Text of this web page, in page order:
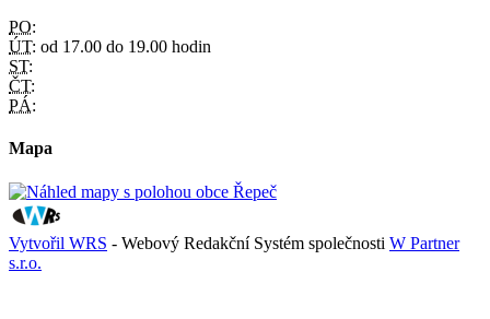
PO:
ÚT: od 17.00 do 19.00 hodin
ST:
ČT:
PÁ:
Mapa
Vytvořil WRS - Webový Redakční Systém společnosti W Partner
s.r.o.